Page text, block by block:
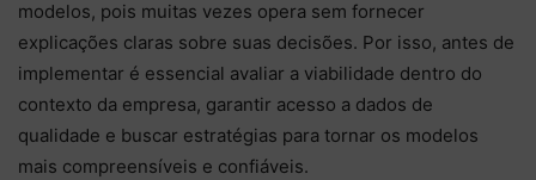
modelos, pois muitas vezes opera sem fornecer
explicações claras sobre suas decisões. Por isso, antes de
implementar é essencial avaliar a viabilidade dentro do
contexto da empresa, garantir acesso a dados de
qualidade e buscar estratégias para tornar os modelos
mais compreensíveis e confiáveis.